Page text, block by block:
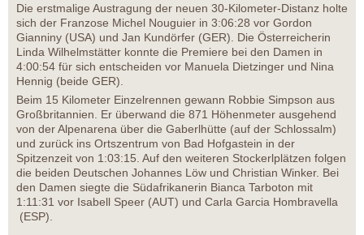
Die erstmalige Austragung der neuen 30-Kilometer-Distanz holte
sich der Franzose Michel Nouguier in 3:06:28 vor Gordon
Gianniny (USA) und Jan Kundörfer (GER). Die Österreicherin
Linda Wilhelmstätter konnte die Premiere bei den Damen in
4:00:54 für sich entscheiden vor Manuela Dietzinger und Nina
Hennig (beide GER).
Beim 15 Kilometer Einzelrennen gewann Robbie Simpson aus
Großbritannien. Er überwand die 871 Höhenmeter ausgehend
von der Alpenarena über die Gaberlhütte (auf der Schlossalm)
und zurück ins Ortszentrum von Bad Hofgastein in der
Spitzenzeit von 1:03:15. Auf den weiteren Stockerlplätzen folgen
die beiden Deutschen Johannes Löw und Christian Winker. Bei
den Damen siegte die Südafrikanerin Bianca Tarboton mit
1:11:31 vor Isabell Speer (AUT) und Carla Garcia Hombravella
(ESP).